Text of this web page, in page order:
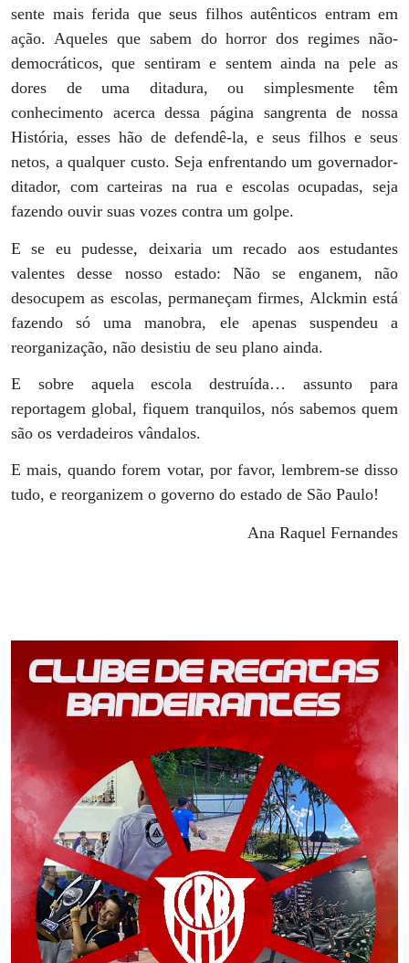
sente mais ferida que seus filhos autênticos entram em
ação. Aqueles que sabem do horror dos regimes não-
democráticos, que sentiram e sentem ainda na pele as
dores de uma ditadura, ou simplesmente têm
conhecimento acerca dessa página sangrenta de nossa
História, esses hão de defendê-la, e seus filhos e seus
netos, a qualquer custo. Seja enfrentando um governador-
ditador, com carteiras na rua e escolas ocupadas, seja
fazendo ouvir suas vozes contra um golpe.
E se eu pudesse, deixaria um recado aos estudantes
valentes desse nosso estado: Não se enganem, não
desocupem as escolas, permaneçam firmes, Alckmin está
fazendo só uma manobra, ele apenas suspendeu a
reorganização, não desistiu de seu plano ainda.
E sobre aquela escola destruída… assunto para
reportagem global, fiquem tranquilos, nós sabemos quem
são os verdadeiros vândalos.
E mais, quando forem votar, por favor, lembrem-se disso
tudo, e reorganizem o governo do estado de São Paulo!
Ana Raquel Fernandes